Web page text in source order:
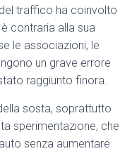
traffico ha coinvolto
contraria alla sua
le associazioni, le
un grave errore
raggiunto finora.
sosta, soprattutto
sperimentazione, che
senza aumentare